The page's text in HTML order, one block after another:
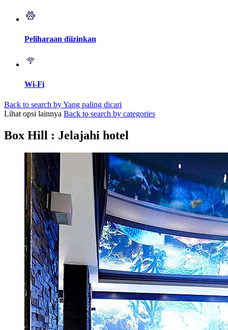
Peliharaan diizinkan
Wi-Fi
Back to search by Yang paling dicari
Lihat opsi lainnya Back to search by categories
Box Hill : Jelajahi hotel